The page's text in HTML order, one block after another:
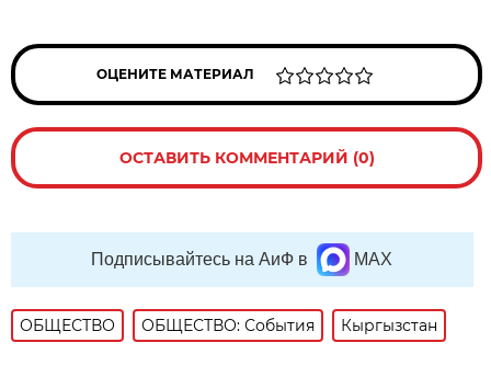
ОЦЕНИТЕ МАТЕРИАЛ
ОСТАВИТЬ КОММЕНТАРИЙ (0)
Подписывайтесь на АиФ в MAX
ОБЩЕСТВО ОБЩЕСТВО: События Кыргызстан